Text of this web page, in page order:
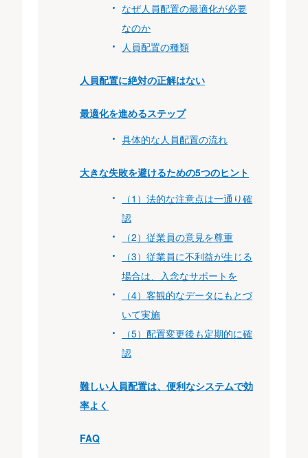
なぜ人員配置の最適化が必要
なのか
人員配置の種類
人員配置に絶対の正解はない
最適化を進めるステップ
具体的な人員配置の流れ
大きな失敗を避けるための5つのヒント
（1）法的な注意点は一通り確
認
（2）従業員の意見を尊重
（3）従業員に不利益が生じる
場合は、入念なサポートを
（4）客観的なデータにもとづ
いて実施
（5）配置変更後も定期的に確
認
難しい人員配置は、便利なシステムで効
率よく
FAQ